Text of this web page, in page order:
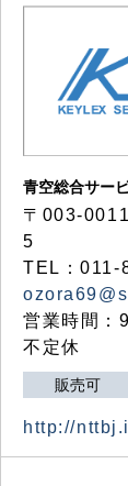
青空総合サー
〒003-
5
TEL：011-
営業時間：
不定休
販売可
http://